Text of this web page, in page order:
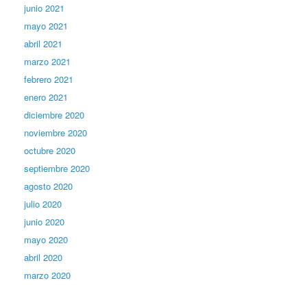
junio 2021
mayo 2021
abril 2021
marzo 2021
febrero 2021
enero 2021
diciembre 2020
noviembre 2020
octubre 2020
septiembre 2020
agosto 2020
julio 2020
junio 2020
mayo 2020
abril 2020
marzo 2020